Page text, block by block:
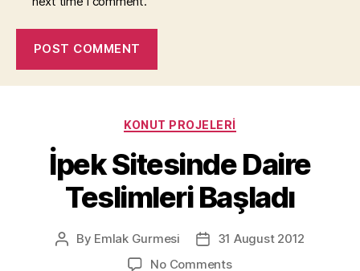
Categories
KONUT PROJELERI
İpek Sitesinde Daire
Teslimleri Başladı
Post
By Emlak Gurmesi
Post
date
31 August 2012
No Commentson